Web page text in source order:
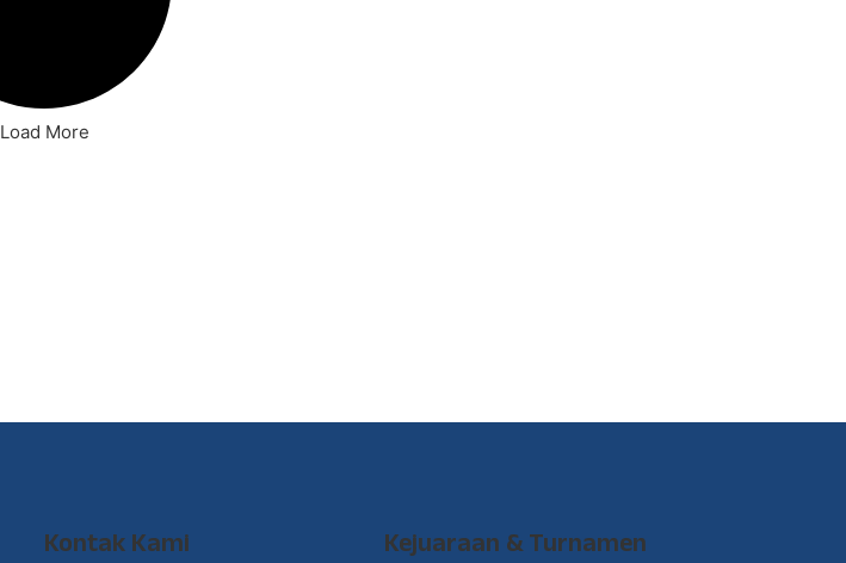
Load More
Kontak Kami Kejuaraan & Turnamen